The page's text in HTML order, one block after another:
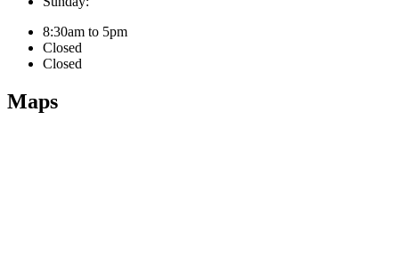
8:30am to 5pm
Closed
Closed
Maps